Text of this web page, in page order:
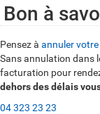
Bon à
Pensez à annuler
Sans annulation dans
facturation pour
dehors des délais
04 323 23 23